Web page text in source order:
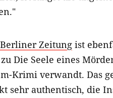
Zeitung ist
Die Seele eines
Krimi verwandt. Das
sehr authentisch, die